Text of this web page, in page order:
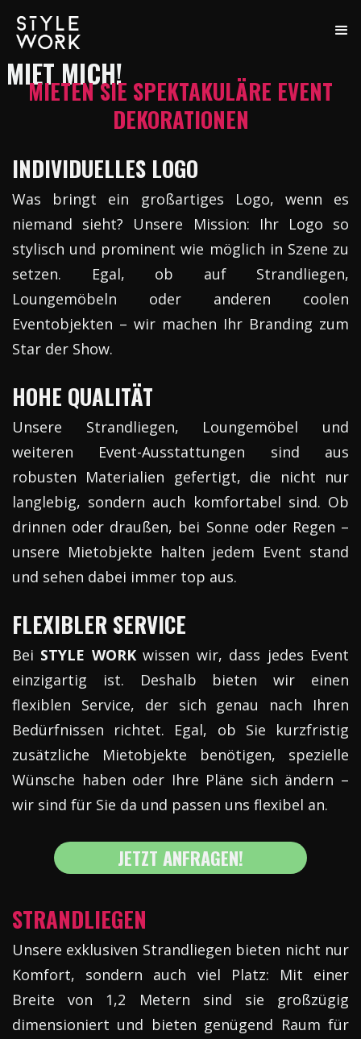
MIET MICH!
MIETEN SIE SPEKTAKULÄRE EVENT
DEKORATIONEN
INDIVIDUELLES LOGO
Was bringt ein großartiges Logo, wenn es
niemand sieht? Unsere Mission: Ihr Logo so
stylisch und prominent wie möglich in Szene zu
setzen. Egal, ob auf Strandliegen,
Loungemöbeln oder anderen coolen
Eventobjekten – wir machen Ihr Branding zum
Star der Show.
HOHE QUALITÄT
Unsere Strandliegen, Loungemöbel und
weiteren Event-Ausstattungen sind aus
robusten Materialien gefertigt, die nicht nur
langlebig, sondern auch komfortabel sind. Ob
drinnen oder draußen, bei Sonne oder Regen –
unsere Mietobjekte halten jedem Event stand
und sehen dabei immer top aus.
FLEXIBLER SERVICE
Bei STYLE WORKwissen wir, dass jedes Event
einzigartig ist. Deshalb bieten wir einen
flexiblen Service, der sich genau nach Ihren
Bedürfnissen richtet. Egal, ob Sie kurzfristig
zusätzliche Mietobjekte benötigen, spezielle
Wünsche haben oder Ihre Pläne sich ändern –
wir sind für Sie da und passen uns flexibel an.
JETZT ANFRAGEN!
STRANDLIEGEN
Unsere exklusiven Strandliegen bieten nicht nur
Komfort, sondern auch viel Platz: Mit einer
Breite von 1,2 Metern sind sie großzügig
dimensioniert und bieten genügend Raum für